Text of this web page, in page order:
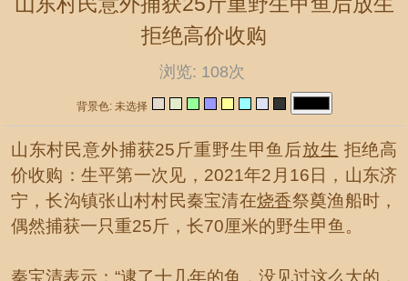
拒绝高价收购
浏览: 108次
背景色: 未选择
山东村民意外捕获25斤重野生甲鱼后放生 拒绝高
价收购：生平第一次见，2021年2月16日，山东济
宁，长沟镇张山村村民秦宝清在烧香祭奠渔船时，
偶然捕获一只重25斤，长70厘米的野生甲鱼。
秦宝清表示：“逮了十几年的鱼，没见过这么大的，